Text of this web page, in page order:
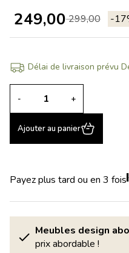
-
299,00
249,00
Délai de livraison prévu
- +
Ajouter au panier
Payez plus tard ou en 3 fois
Meubles design
prix abordable !